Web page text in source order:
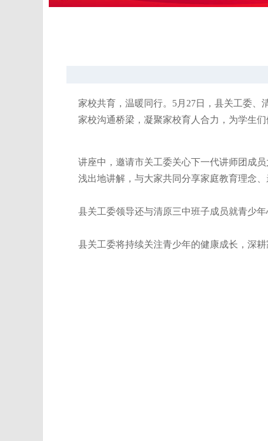
家校共育，温暖同行。 5月27日，县关工委、
家校沟通桥梁，凝聚家校育人合力，为学生
讲座中，邀请市关工委关心下一代讲师团成
浅出地讲解，与大家共同分享家庭教育理念
县关工委领导还与清原三中班子成员就青少
县关工委将持续关注青少年的健康成长，深